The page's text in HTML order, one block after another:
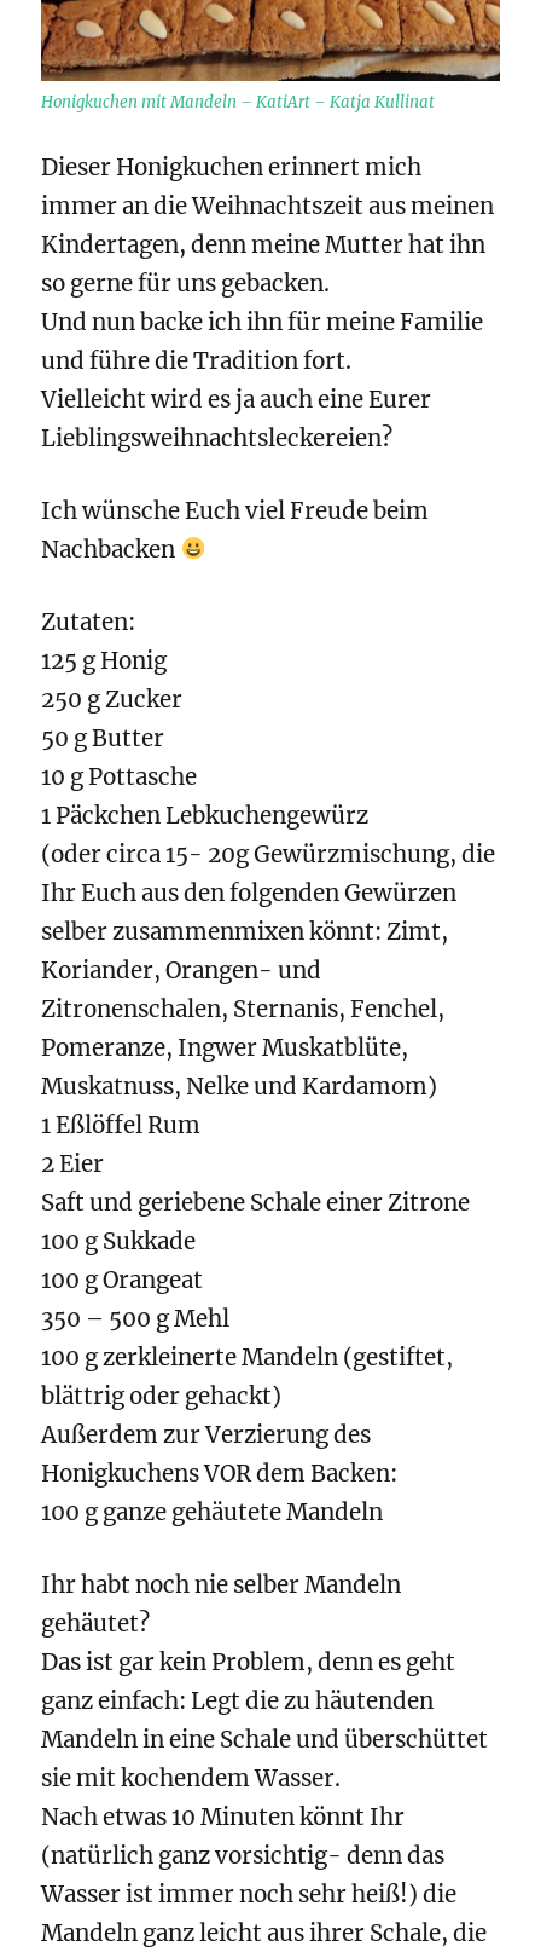
Honigkuchen mit Mandeln – KatiArt – Katja Kullinat
Dieser Honigkuchen erinnert mich
immer an die Weihnachtszeit aus meinen
Kindertagen, denn meine Mutter hat ihn
so gerne für uns gebacken.
Und nun backe ich ihn für meine Familie
und führe die Tradition fort.
Vielleicht wird es ja auch eine Eurer
Lieblingsweihnachtsleckereien?
Ich wünsche Euch viel Freude beim
Nachbacken
Zutaten:
125 g Honig
250 g Zucker
50 g Butter
10 g Pottasche
1 Päckchen Lebkuchengewürz
(oder circa 15- 20g Gewürzmischung, die
Ihr Euch aus den folgenden Gewürzen
selber zusammenmixen könnt: Zimt,
Koriander, Orangen- und
Zitronenschalen, Sternanis, Fenchel,
Pomeranze, Ingwer Muskatblüte,
Muskatnuss, Nelke und Kardamom)
1 Eßlöffel Rum
2 Eier
Saft und geriebene Schale einer Zitrone
100 g Sukkade
100 g Orangeat
350 – 500 g Mehl
100 g zerkleinerte Mandeln (gestiftet,
blättrig oder gehackt)
Außerdem zur Verzierung des
Honigkuchens VOR dem Backen:
100 g ganze gehäutete Mandeln
Ihr habt noch nie selber Mandeln
gehäutet?
Das ist gar kein Problem, denn es geht
ganz einfach: Legt die zu häutenden
Mandeln in eine Schale und überschüttet
sie mit kochendem Wasser.
Nach etwas 10 Minuten könnt Ihr
(natürlich ganz vorsichtig- denn das
Wasser ist immer noch sehr heiß!) die
Mandeln ganz leicht aus ihrer Schale, die